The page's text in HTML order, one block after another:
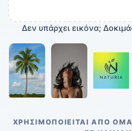
Δεν υπάρχει εικόνα;
ΧΡΗΣΙΜΟΠΟΙΕΊΤΑΙ ΑΠΌ